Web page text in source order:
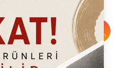
%
İndirim
4,500.00 TL
Sepete Ekle